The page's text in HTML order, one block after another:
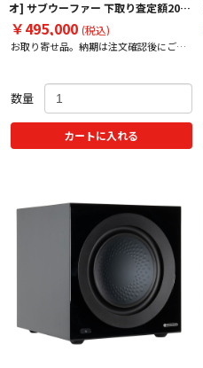
オ] サブウーファー 下取り査定額20%
アップ実施中！
￥495,000 (税込)
お取り寄せ品。納期は注文確認後にご案
数量
カートに入れる